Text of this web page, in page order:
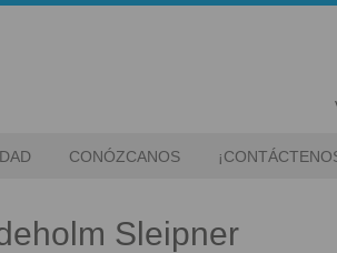
CONÓZCANOS
Sleipner